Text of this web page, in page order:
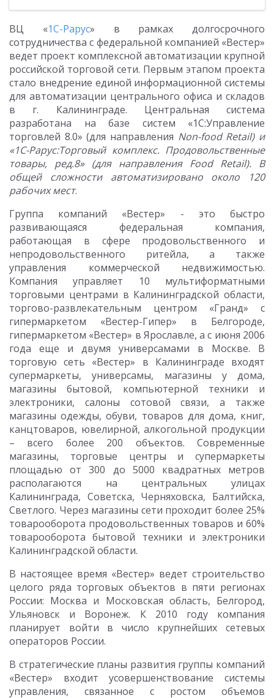
ВЦ «1С-Рарус» в рамках долгосрочного
сотрудничества с федеральной компанией «Вестер»
ведет проект комплексной автоматизации крупной
российской торговой сети. Первым этапом проекта
стало внедрение единой информационной системы
для автоматизации центрального офиса и складов
в г. Калининграде. Центральная система
разработана на базе систем «1С:Управление
торговлей 8.0» (для направления Non-food Retail) и
«1С-Рарус:Торговый комплекс. Продовольственные
товары, ред.8» (для направления Food Retail). В
общей сложности автоматизировано около 120
рабочих мест.
Группа компаний «Вестер» - это быстро
развивающаяся федеральная компания,
работающая в сфере продовольственного и
непродовольственного ритейла, а также
управления коммерческой недвижимостью.
Компания управляет 10 мультиформатными
торговыми центрами в Калининградской области,
торгово-развлекательным центром «Гранд» с
гипермаркетом «Вестер-Гипер» в Белгороде,
гипермаркетом «Вестер» в Ярославле, а c июня 2006
года еще и двумя универсамами в Москве. В
торговую сеть «Вестер» в Калининграде входят
супермаркеты, универсамы, магазины у дома,
магазины бытовой, компьютерной техники и
электроники, салоны сотовой связи, а также
магазины одежды, обуви, товаров для дома, книг,
канцтоваров, ювелирной, алкогольной продукции
– всего более 200 объектов. Современные
магазины, торговые центры и супермаркеты
площадью от 300 до 5000 квадратных метров
располагаются на центральных улицах
Калининграда, Советска, Черняховска, Балтийска,
Светлого. Через магазины сети проходит более 25%
товарооборота продовольственных товаров и 60%
товарооборота бытовой техники и электроники
Калининградской области.
В настоящее время «Вестер» ведет строительство
целого ряда торговых объектов в пяти регионах
России: Москва и Московская область, Белгород,
Ульяновск и Воронеж. К 2010 году компания
планирует войти в число крупнейших сетевых
операторов России.
В стратегические планы развития группы компаний
«Вестер» входит усовершенствование системы
управления, связанное с ростом объемов